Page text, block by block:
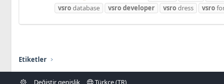
vsrodatabase vsrodeveloper vsrodress vsro
Etiketler
Değiştir genişlik Türkçe (TR)